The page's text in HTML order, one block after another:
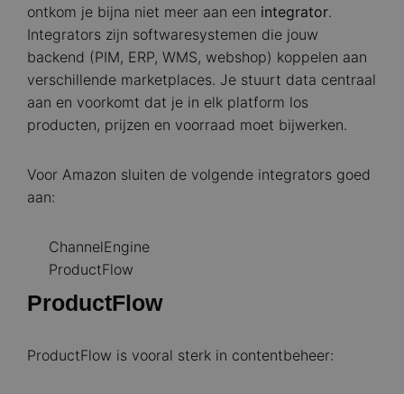
ontkom je bijna niet meer aan een integrator.
Integrators zijn softwaresystemen die jouw
backend (PIM, ERP, WMS, webshop) koppelen aan
verschillende marketplaces. Je stuurt data centraal
aan en voorkomt dat je in elk platform los
producten, prijzen en voorraad moet bijwerken.
Voor Amazon sluiten de volgende integrators goed
aan:
ChannelEngine
ProductFlow
ProductFlow
ProductFlow is vooral sterk in contentbeheer: